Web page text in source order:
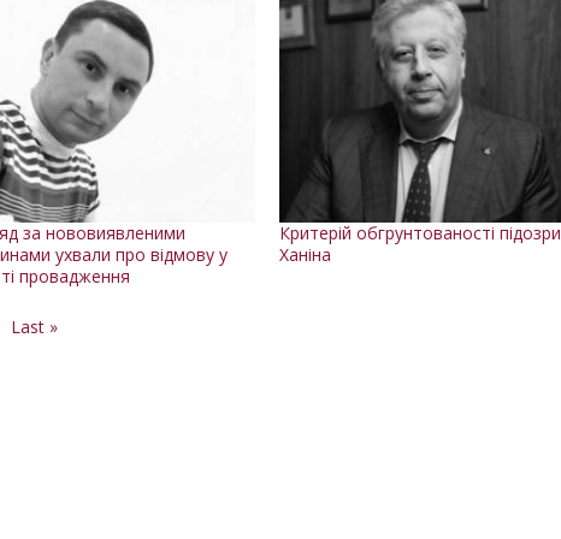
за нововиявленими
ухвали про відмову у
провадження
Критерій обгрунтованості підозри
Ханіна
Остання
Last »